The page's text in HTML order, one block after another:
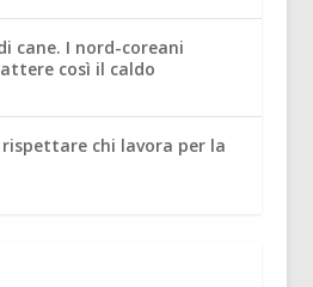
cane. I nord-coreani
così il caldo
chi lavora per la